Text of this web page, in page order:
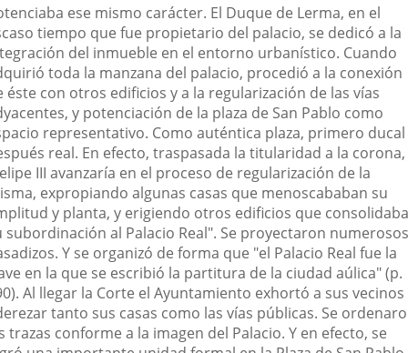
ese mismo carácter. El Duque de Lerma, en el
tiempo que fue propietario del palacio, se dedicó a la
del inmueble en el entorno urbanístico. Cuando
toda la manzana del palacio, procedió a la conexión
éste con otros edificios y a la regularización de las vías
y potenciación de la plaza de San Pablo como
representativo. Como auténtica plaza, primero ducal
real. En efecto, traspasada la titularidad a la corona,
III avanzaría en el proceso de regularización de la
expropiando algunas casas que menoscababan su
y planta, y erigiendo otros edificios que
subordinación al Palacio Real". Se proyectaron numerosos
Y se organizó de forma que "el Palacio Real fue la
en la que se escribió la partitura de la ciudad aúlica" (p.
Al llegar la Corte el Ayuntamiento exhortó a sus vecinos
tanto sus casas como las vías públicas. Se
trazas conforme a la imagen del Palacio. Y en efecto, se